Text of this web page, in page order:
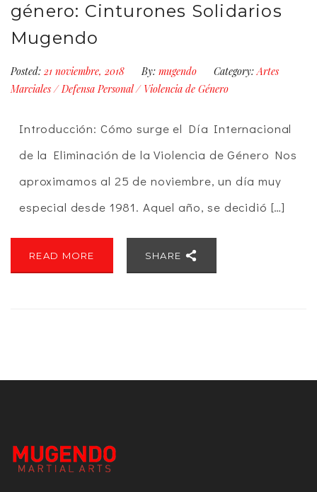
género: Cinturones Solidarios
Mugendo
Posted: 21 noviembre, 2018 By: mugendo Category: Artes
Marciales/Defensa Personal/ Violencia de Género
Introducción: Cómo surge el Día Internacional
de la Eliminación de la Violencia de Género Nos
aproximamos al 25 de noviembre, un día muy
especial desde 1981. Aquel año, se decidió […]
READ MORE SHARE